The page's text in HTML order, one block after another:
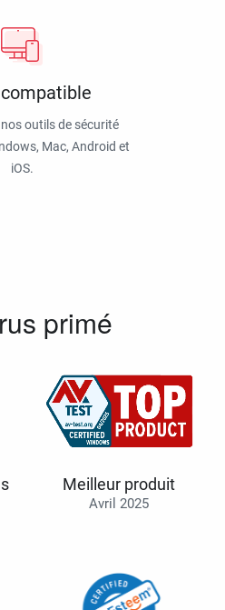
outils de sécurité
Mac, Android et
iOS.
primé
Meilleur produit
Avril 2025